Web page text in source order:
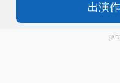
出演